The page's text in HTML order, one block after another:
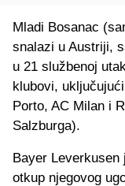
Mladi Bosanac
snalazi u Austriji,
u 21 službenoj
klubovi,
Porto, AC Milan i
Salzburga).
Bayer Leverkusen
otkup njegovog